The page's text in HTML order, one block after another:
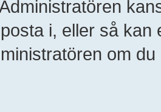
i, eller så kan
om